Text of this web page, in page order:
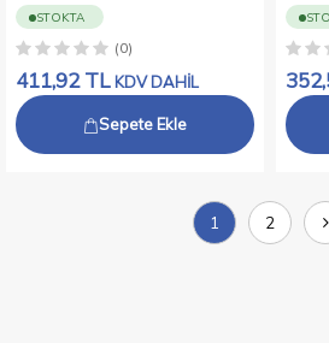
STOKTA
(0)
411,92TL KDV DAHİL
Sepete Ekle
1 2